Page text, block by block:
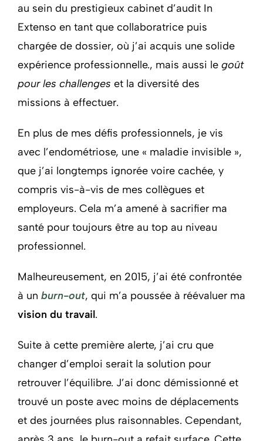
au sein du prestigieux cabinet d’audit In
Extenso en tant que collaboratrice puis
chargée de dossier, où j’ai acquis une solide
expérience professionnelle., mais aussi le goût
pour les challenges et la diversité des
missions à effectuer.
En plus de mes défis professionnels, je vis
avec l’endométriose, une « maladie invisible »,
que j’ai longtemps ignorée voire cachée, y
compris vis-à-vis de mes collègues et
employeurs. Cela m’a amené à sacrifier ma
santé pour toujours être au top au niveau
professionnel.
Malheureusement, en 2015, j’ai été confrontée
à un burn-out, qui m’a poussée à réévaluer ma
vision du travail.
Suite à cette première alerte, j’ai cru que
changer d’emploi serait la solution pour
retrouver l’équilibre. J’ai donc démissionné et
trouvé un poste avec moins de déplacements
et des journées plus raisonnables. Cependant,